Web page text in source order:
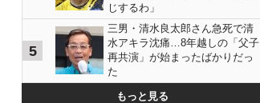
じするわ」
5
三男・清水良太郎さん急死で清
水アキラ沈痛…8年越しの「父子
再共演」が始まったばかりだっ
た
もっと見る